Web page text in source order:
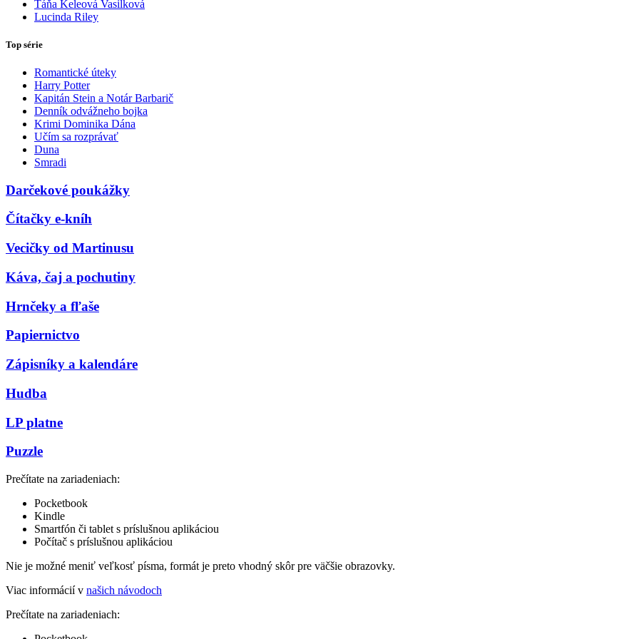
Táňa Keleová Vasilková
Lucinda Riley
Top série
Romantické úteky
Harry Potter
Kapitán Stein a Notár Barbarič
Denník odvážneho bojka
Krimi Dominika Dána
Učím sa rozprávať
Duna
Smradi
Darčekové poukážky
Čítačky e-kníh
Vecičky od Martinusu
Káva, čaj a pochutiny
Hrnčeky a fľaše
Papiernictvo
Zápisníky a kalendáre
Hudba
LP platne
Puzzle
Prečítate na zariadeniach:
Pocketbook
Kindle
Smartfón či tablet s príslušnou aplikáciou
Počítač s príslušnou aplikáciou
Nie je možné meniť veľkosť písma, formát je preto vhodný skôr pre väčšie obrazovky.
Viac informácií v našich návodoch
Prečítate na zariadeniach: